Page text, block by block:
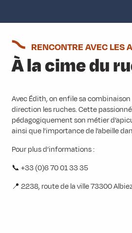
RENCONTRE AVEC LES
À la cime du
Avec Édith, on enfile sa
direction les ruches. Cette
pédagogiquement son métier
ainsi que l’importance de l’abeille
Pour plus d’informations :
📞 +33 (0)6 70 01 33 35
📍 2238, route de la ville 73300